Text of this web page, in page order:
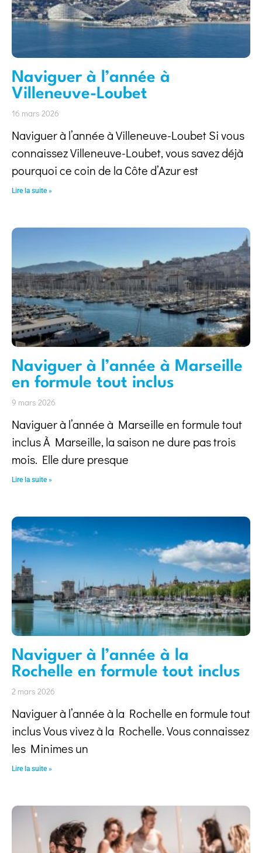
Naviguer à l’année à
Villeneuve-Loubet
16 mars 2026
Naviguer à l’année à Villeneuve-Loubet Si vous
connaissez Villeneuve-Loubet, vous savez déjà
pourquoi ce coin de la Côte d’Azur est
Lire la suite »
Naviguer à l’année à Marseille
en formule tout inclus
9 mars 2026
Naviguer à l’année à Marseille en formule tout
inclus À Marseille, la saison ne dure pas trois
mois. Elle dure presque
Lire la suite »
Naviguer à l’année à la
Rochelle en formule tout inclus
2 mars 2026
Naviguer à l’année à la Rochelle en formule tout
inclus Vous vivez à la Rochelle. Vous connaissez
les Minimes un
Lire la suite »